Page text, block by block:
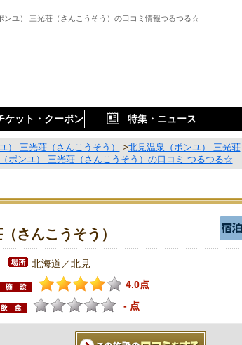
ンユ） 三光荘（さんこうそう）の口コミ情報つるつる☆
ケット・クーポン 特集・ニュース
） 三光荘（さんこうそう） >北見温泉（ポンユ） 三光荘
ポンユ） 三光荘（さんこうそう）の口コミ つるつる☆
さんこうそう）
北海道／北見
4.0点
- 点